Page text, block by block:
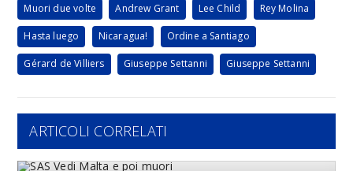
Muori due volte Andrew Grant Lee Child Rey Molina
Hasta luego Nicaragua! Ordine a Santiago
Gérard de Villiers Giuseppe Settanni Giuseppe Settanni
ARTICOLI CORRELATI